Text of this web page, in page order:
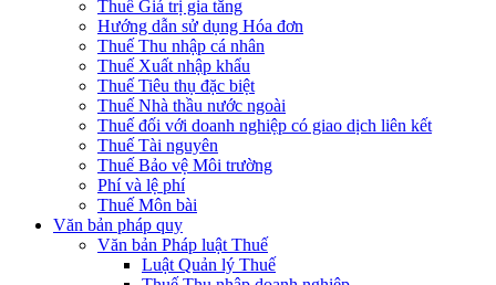
Thuế Giá trị gia tăng
Hướng dẫn sử dụng Hóa đơn
Thuế Thu nhập cá nhân
Thuế Xuất nhập khẩu
Thuế Tiêu thụ đặc biệt
Thuế Nhà thầu nước ngoài
Thuế đối với doanh nghiệp có giao dịch liên kết
Thuế Tài nguyên
Thuế Bảo vệ Môi trường
Phí và lệ phí
Thuế Môn bài
Văn bản pháp quy
Văn bản Pháp luật Thuế
Luật Quản lý Thuế